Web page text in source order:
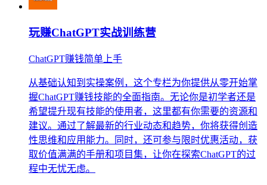
玩赚ChatGPT实战训练营
ChatGPT赚钱简单上手
从基础认知到实操案例，这个专栏为你提供从零开始掌
握ChatGPT赚钱技能的全面指南。无论你是初学者还是
希望提升现有技能的使用者，这里都有你需要的资源和
建议。通过了解最新的行业动态和趋势，你将获得创造
性思维和应用能力。同时，还可参与限时优惠活动，获
取价值满满的手册和项目集，让你在探索ChatGPT的过
程中无忧无虑。